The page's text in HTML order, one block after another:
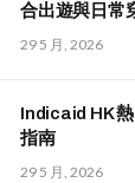
合出遊與日常
29 5 月, 2026
Indicaid HK
指南
29 5 月, 2026